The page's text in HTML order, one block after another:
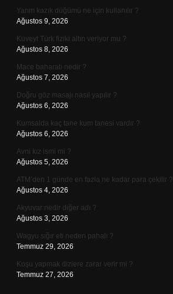
Yarım kazık düğümü ne için kullanılır ?
Ağustos 9, 2026
Kuveyt Türk fiziki altın veriyor mu ?
Ağustos 8, 2026
Mace baharatı nedir ?
Ağustos 7, 2026
Doğru göz masajı nasıl yapılır ?
Ağustos 6, 2026
Kumsalda kaç tane kum tanesi vardır ?
Ağustos 6, 2026
Avni kız ismi mi ?
Ağustos 5, 2026
ATM’den 1 günde en fazla ne kadar para çekilir ?
Ağustos 4, 2026
Akyuvar nedir diğer adı ?
Ağustos 3, 2026
Wagyu sığır eti neden pahalı ?
Temmuz 29, 2026
Koşu yapmak dizlere zarar verir mi ?
Temmuz 27, 2026